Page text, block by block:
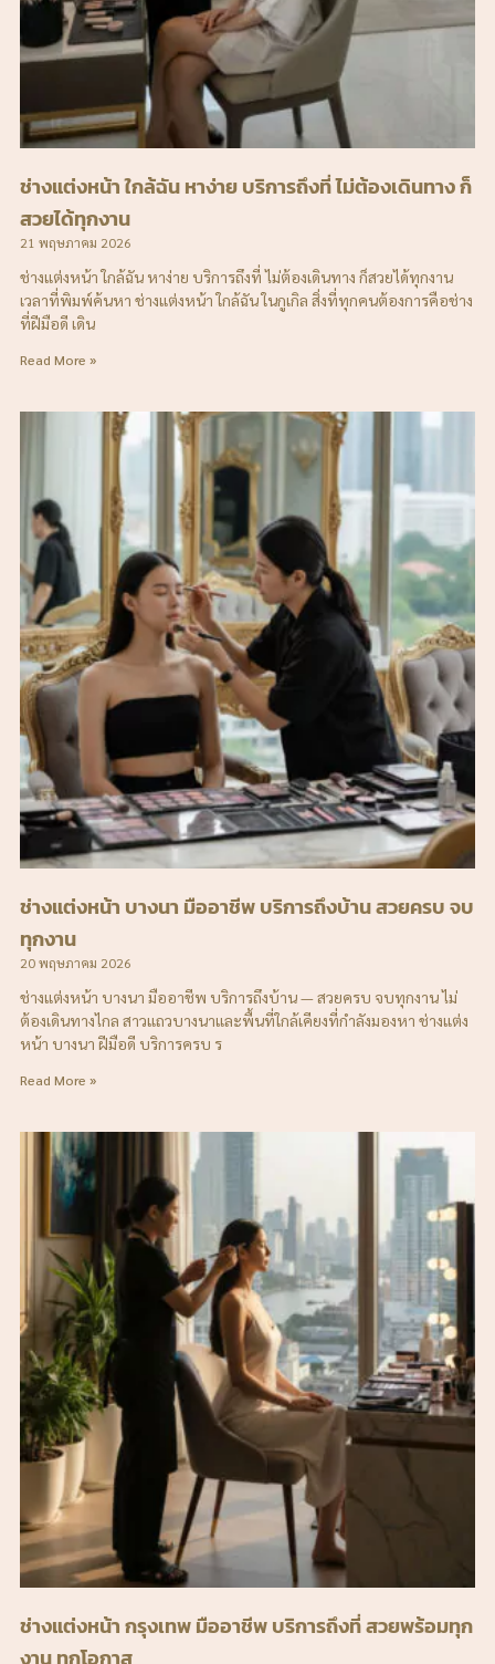
ช่างแต่งหน้า ใกล้ฉัน หาง่าย บริการถึงที่ ไม่ต้องเดินทาง ก็
สวยได้ทุกงาน
21 พฤษภาคม 2026
ช่างแต่งหน้า ใกล้ฉัน หาง่าย บริการถึงที่ ไม่ต้องเดินทาง ก็สวยได้ทุกงาน
เวลาที่พิมพ์ค้นหา ช่างแต่งหน้า ใกล้ฉัน ในกูเกิล สิ่งที่ทุกคนต้องการคือช่าง
ที่ฝีมือดี เดิน
Read More »
ช่างแต่งหน้า บางนา มืออาชีพ บริการถึงบ้าน สวยครบ จบ
ทุกงาน
20 พฤษภาคม 2026
ช่างแต่งหน้า บางนา มืออาชีพ บริการถึงบ้าน — สวยครบ จบทุกงาน ไม่
ต้องเดินทางไกล สาวแถวบางนาและพื้นที่ใกล้เคียงที่กำลังมองหา ช่างแต่ง
หน้า บางนา ฝีมือดี บริการครบ ร
Read More »
ช่างแต่งหน้า กรุงเทพ มืออาชีพ บริการถึงที่ สวยพร้อมทุก
งาน ทุกโอกาส